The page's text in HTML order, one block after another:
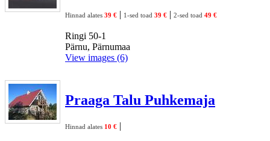
Hinnad alates 39 € | 1-sed toad 39 € | 2-sed toad 49 €
Ringi 50-1
Pärnu, Pärnumaa
View images (6)
Praaga Talu Puhkemaja
Hinnad alates 10 € |